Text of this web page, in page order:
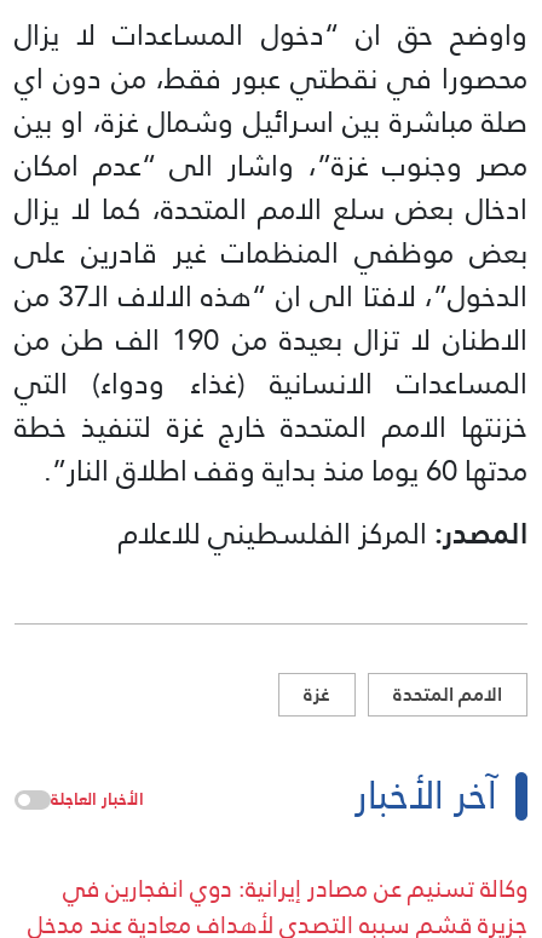
واوضح حق ان “دخول المساعدات لا يزال
محصورا في نقطتي عبور فقط، من دون اي
صلة مباشرة بين اسرائيل وشمال غزة، او بين
مصر وجنوب غزة”، واشار الى “عدم امكان
ادخال بعض سلع الامم المتحدة، كما لا يزال
بعض موظفي المنظمات غير قادرين على
الدخول”، لافتا الى ان “هذه الالاف الـ37 من
الاطنان لا تزال بعيدة من 190 الف طن من
المساعدات الانسانية (غذاء ودواء) التي
خزنتها الامم المتحدة خارج غزة لتنفيذ خطة
مدتها 60 يوما منذ بداية وقف اطلاق النار”.
المصدر: المركز الفلسطيني للاعلام
الامم المتحدة غزة
آخر الأخبار الأخبار العاجلة
وكالة تسنيم عن مصادر إيرانية: دوي انفجارين في
جزيرة قشم سببه التصدي لأهداف معادية عند مدخل